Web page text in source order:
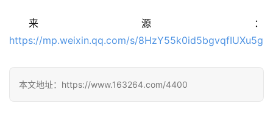
来源：
https://mp.weixin.qq.com/s/8HzY55k0id5bgvqfIUXu5g
本文地址：https://www.163264.com/4400